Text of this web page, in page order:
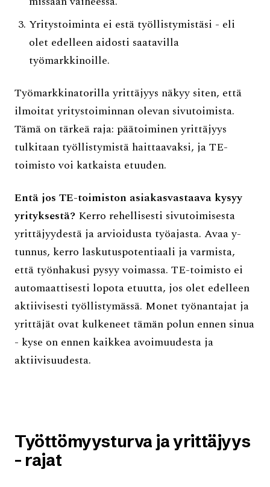
Yritystoiminta ei estä työllistymistäsi - eli
olet edelleen aidosti saatavilla
työmarkkinoille.
Työmarkkinatorilla yrittäjyys näkyy siten, että
ilmoitat yritystoiminnan olevan sivutoimista.
Tämä on tärkeä raja: päätoiminen yrittäjyys
tulkitaan työllistymistä haittaavaksi, ja TE-
toimisto voi katkaista etuuden.
Entä jos TE-toimiston asiakasvastaava kysyy
yrityksestä? Kerro rehellisesti sivutoimisesta
yrittäjyydestä ja arvioidusta työajasta. Avaa y-
tunnus, kerro laskutuspotentiaali ja varmista,
että työnhakusi pysyy voimassa. TE-toimisto ei
automaattisesti lopota etuutta, jos olet edelleen
aktiivisesti työllistymässä. Monet työnantajat ja
yrittäjät ovat kulkeneet tämän polun ennen sinua
- kyse on ennen kaikkea avoimuudesta ja
aktiivisuudesta.
Työttömyysturva ja yrittäjyys
- rajat